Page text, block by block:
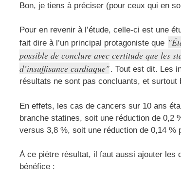
Bon, je tiens à préciser (pour ceux qui en
Pour en revenir à l’étude, celle-ci est une
fait dire à l’un principal protagoniste que
possible de conclure avec certitude que les
d’insuffisance cardiaque . Tout est dit. Les
résultats ne sont pas concluants, et
En effets, les cas de cancers sur 10 ans
branche statines, soit une réduction de 0,2
versus 3,8 %, soit une réduction de 0,14 %
À ce piètre résultat, il faut aussi ajouter les
bénéfice :